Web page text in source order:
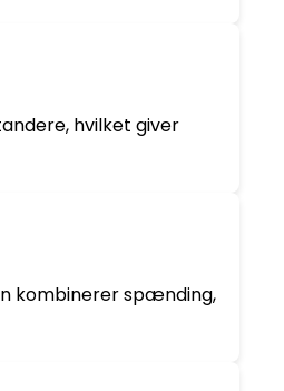
hvilket giver
kombinerer spænding,